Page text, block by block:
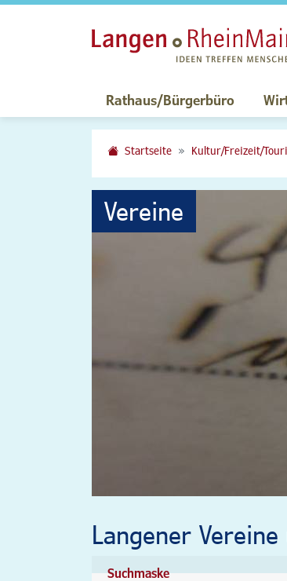
Rathaus/Bürgerbüro
Startseite Kultur/Freizeit/
Vereine
Langener
Suchmaske